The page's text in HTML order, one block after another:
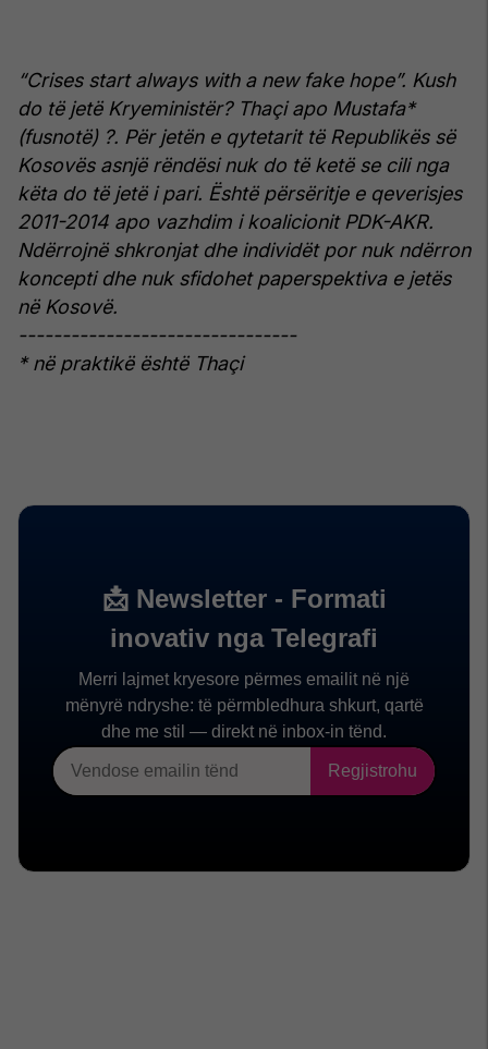
“Crises start always with a new fake hope”. Kush
do të jetë Kryeministër? Thaçi apo Mustafa*
(fusnotë) ?. Për jetën e qytetarit të Republikës së
Kosovës asnjë rëndësi nuk do të ketë se cili nga
këta do të jetë i pari. Është përsëritje e qeverisjes
2011-2014 apo vazhdim i koalicionit PDK-AKR.
Ndërrojnë shkronjat dhe individët por nuk ndërron
koncepti dhe nuk sfidohet paperspektiva e jetës
në Kosovë.
--------------------------------
* në praktikë është Thaçi